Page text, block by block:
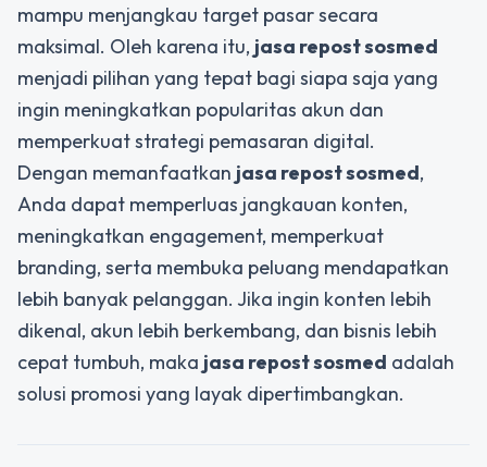
mampu menjangkau target pasar secara
maksimal. Oleh karena itu, jasa repost sosmed
menjadi pilihan yang tepat bagi siapa saja yang
ingin meningkatkan popularitas akun dan
memperkuat strategi pemasaran digital.
Dengan memanfaatkan jasa repost sosmed,
Anda dapat memperluas jangkauan konten,
meningkatkan engagement, memperkuat
branding, serta membuka peluang mendapatkan
lebih banyak pelanggan. Jika ingin konten lebih
dikenal, akun lebih berkembang, dan bisnis lebih
cepat tumbuh, maka jasa repost sosmed adalah
solusi promosi yang layak dipertimbangkan.